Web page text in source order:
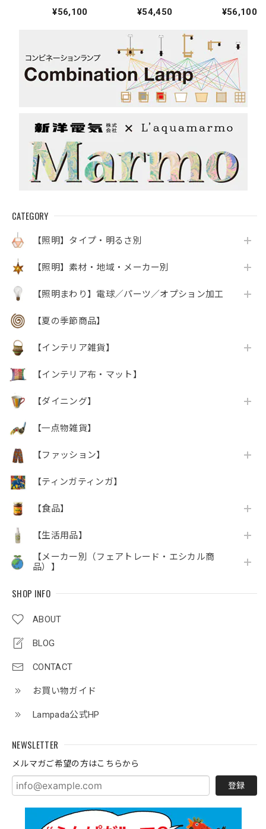
CATEGORY
【照明】タイプ・明るさ別
【照明】素材・地域・メーカー別
【照明まわり】電球／パーツ／オプション加工
【夏の季節商品】
【インテリア雑貨】
【インテリア布・マット】
【ダイニング】
【一点物雑貨】
【ファッション】
【ティンガティンガ】
【食品】
【生活用品】
【メーカー別（フェアトレード・エシカル商
品）】
SHOP INFO
ABOUT
BLOG
CONTACT
お買い物ガイド
Lampada公式HP
NEWSLETTER
メルマガご希望の方はこちらから
登録
¥56,100 ¥54,450 ¥56,100